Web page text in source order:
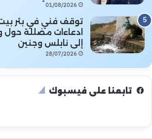
01/08/2026
توقف فني في بئر بيت
ادعاءات مضللة
إلى نابلس وجنين
28/07/2026
تابعنا على فيسبوك